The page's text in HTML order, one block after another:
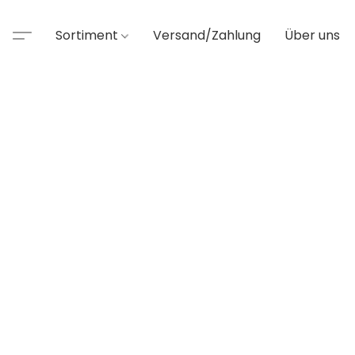
Sortiment Versand/Zahlung Über uns